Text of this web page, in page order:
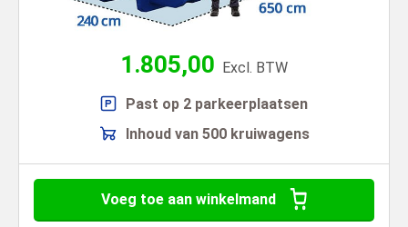
1.805,00 Excl. BTW
Past op 2 parkeerplaatsen
Inhoud van 500 kruiwagens
Voeg toe aan winkelmand